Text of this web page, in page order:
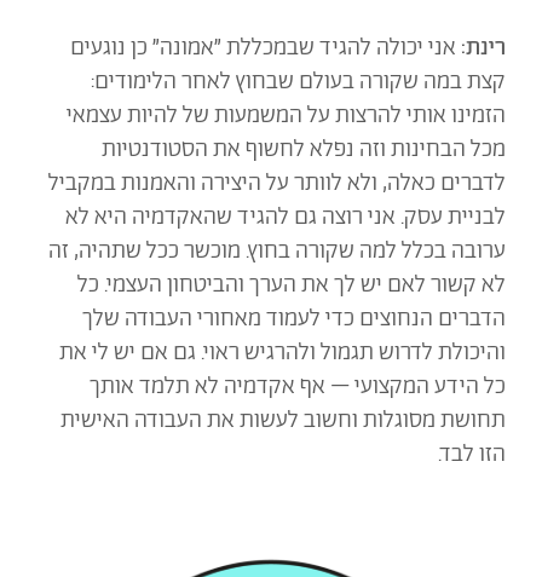
רינת: אני יכולה להגיד שבמכללת ״אמונה״ כן נוגעים
קצת במה שקורה בעולם שבחוץ לאחר הלימודים:
הזמינו אותי להרצות על המשמעות של להיות עצמאי
מכל הבחינות וזה נפלא לחשוף את הסטודנטיות
לדברים כאלה, ולא לוותר על היצירה והאמנות במקביל
לבניית עסק. אני רוצה גם להגיד שהאקדמיה היא לא
ערובה בכלל למה שקורה בחוץ. מוכשר ככל שתהיה, זה
לא קשור לאם יש לך את הערך והביטחון העצמי. כל
הדברים הנחוצים כדי לעמוד מאחורי העבודה שלך
והיכולת לדרוש תגמול ולהרגיש ראוי. גם אם יש לי את
כל הידע המקצועי – אף אקדמיה לא תלמד אותך
תחושת מסוגלות וחשוב לעשות את העבודה האישית
הזו לבד.